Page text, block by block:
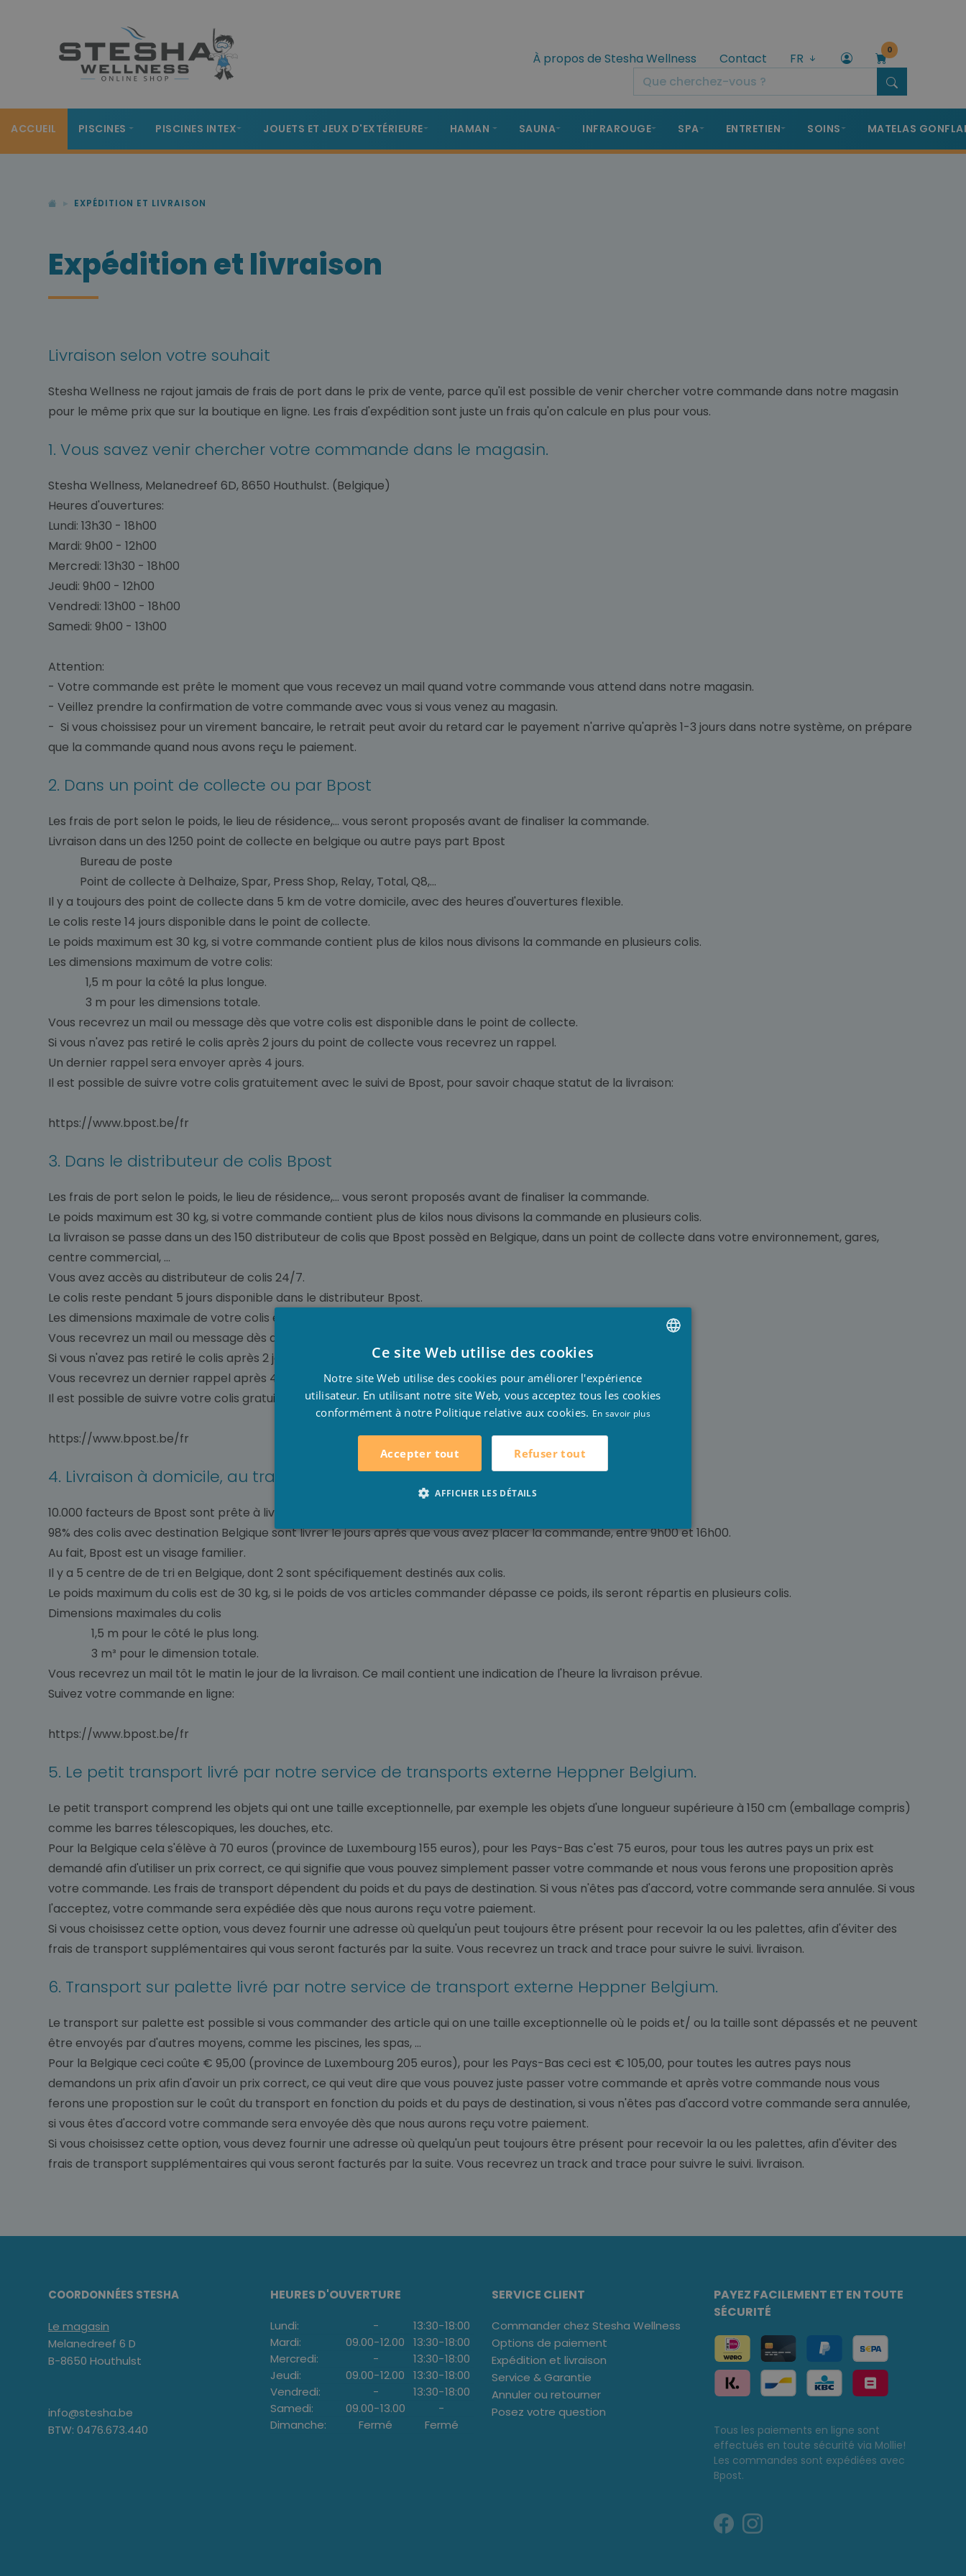
À propos de Stesha Wellness Contact FR
0
ACCUEIL PISCINES PISCINES INTEX JOUETS ET JEUX D'EXTÉRIEURE HAMAN SAUNA INFRAROUGE SPA ENTRETIEN SOINS MATELAS
EXPÉDITION ET LIVRAISON
Expédition et livraison
Livraison selon votre souhait
Stesha Wellness ne rajout jamais de frais de port dans le prix de vente, parce qu'il est possible de venir chercher votre commande dans notre magasin
pour le même prix que sur la boutique en ligne. Les frais d'expédition sont juste un frais qu'on calcule en plus pour vous.
1. Vous savez venir chercher votre commande dans le magasin.
Stesha Wellness, Melanedreef 6D, 8650 Houthulst. (Belgique)
Heures d'ouvertures:
Lundi: 13h30 - 18h00
Mardi: 9h00 - 12h00
Mercredi: 13h30 - 18h00
Jeudi: 9h00 - 12h00
Vendredi: 13h00 - 18h00
Samedi: 9h00 - 13h00
Attention:
- Votre commande est prête le moment que vous recevez un mail quand votre commande vous attend dans notre magasin.
- Veillez prendre la confirmation de votre commande avec vous si vous venez au magasin.
- Si vous choissisez pour un virement bancaire, le retrait peut avoir du retard car le payement n'arrive qu'après 1-3 jours dans notre système, on prépare
que la commande quand nous avons reçu le paiement.
2. Dans un point de collecte ou par Bpost
Les frais de port selon le poids, le lieu de résidence,... vous seront proposés avant de finaliser la commande.
Livraison dans un des 1250 point de collecte en belgique ou autre pays part Bpost
Bureau de poste
Point de collecte à Delhaize, Spar, Press Shop, Relay, Total, Q8,...
Il y a toujours des point de collecte dans 5 km de votre domicile, avec des heures d'ouvertures flexible.
Le colis reste 14 jours disponible dans le point de collecte.
Le poids maximum est 30 kg, si votre commande contient plus de kilos nous divisons la commande en plusieurs colis.
Les dimensions maximum de votre colis:
1,5 m pour la côté la plus longue.
3 m pour les dimensions totale.
Vous recevrez un mail ou message dès que votre colis est disponible dans le point de collecte.
Si vous n'avez pas retiré le colis après 2 jours du point de collecte vous recevrez un rappel.
Un dernier rappel sera envoyer après 4 jours.
Il est possible de suivre votre colis gratuitement avec le suivi de Bpost, pour savoir chaque statut de la livraison:
https://www.bpost.be/fr
3. Dans le distributeur de colis Bpost
Les frais de port selon le poids, le lieu de résidence,... vous seront proposés avant de finaliser la commande.
Le poids maximum est 30 kg, si votre commande contient plus de kilos nous divisons la commande en plusieurs colis.
La livraison se passe dans un des 150 distributeur de colis que Bpost possèd en Belgique, dans un point de collecte dans votre environnement, gares,
centre commercial, ...
Vous avez accès au distributeur de colis 24/7.
Le colis reste pendant 5 jours disponible dans le distributeur Bpost.
Les dimensions maximale de votre colis est 42 cm x 31 cm x 69 cm.
Vous recevrez un mail ou message dès que votre commande est disponible dans le point de collecte.
Si vous n'avez pas retiré le colis après 2 jours vous recevrez un rappel.
Vous recevrez un dernier rappel après 4 jours, si vous n'avez toujours pas retiré le colis.
Il est possible de suivre votre colis gratuitement avec le suivi de Bpost, pour savoir chaque statut de la livraison:
https://www.bpost.be/fr
4. Livraison à domicile, au travail ou à l'adresse de livraison souhaitez par Bpost.
10.000 facteurs de Bpost sont prête à livrer vos colis chaque jour.
98% des colis avec destination Belgique sont livrer le jours après que vous avez placer la commande, entre 9h00 et 16h00.
Au fait, Bpost est un visage familier.
Il y a 5 centre de de tri en Belgique, dont 2 sont spécifiquement destinés aux colis.
Le poids maximum du colis est de 30 kg, si le poids de vos articles commander dépasse ce poids, ils seront répartis en plusieurs colis.
Dimensions maximales du colis
1,5 m pour le côté le plus long.
3 m³ pour le dimension totale.
Vous recevrez un mail tôt le matin le jour de la livraison. Ce mail contient une indication de l'heure la livraison prévue.
Suivez votre commande en ligne:
https://www.bpost.be/fr
5. Le petit transport livré par notre service de transports externe Heppner Belgium.
Le petit transport comprend les objets qui ont une taille exceptionnelle, par exemple les objets d'une longueur supérieure à 150 cm (emballage compris)
comme les barres télescopiques, les douches, etc.
Pour la Belgique cela s'élève à 70 euros (province de Luxembourg 155 euros), pour les Pays-Bas c'est 75 euros, pour tous les autres pays un prix est
demandé afin d'utiliser un prix correct, ce qui signifie que vous pouvez simplement passer votre commande et nous vous ferons une proposition après
votre commande. Les frais de transport dépendent du poids et du pays de destination. Si vous n'êtes pas d'accord, votre commande sera annulée. Si vous
l'acceptez, votre commande sera expédiée dès que nous aurons reçu votre paiement.
Si vous choisissez cette option, vous devez fournir une adresse où quelqu'un peut toujours être présent pour recevoir la ou les palettes, afin d'éviter des
frais de transport supplémentaires qui vous seront facturés par la suite. Vous recevrez un track and trace pour suivre le suivi. livraison.
6. Transport sur palette livré par notre service de transport externe Heppner Belgium.
Le transport sur palette est possible si vous commander des article qui on une taille exceptionnelle où le poids et/ ou la taille sont dépassés et ne peuvent
être envoyés par d'autres moyens, comme les piscines, les spas, ...
Pour la Belgique ceci coûte € 95,00 (province de Luxembourg 205 euros), pour les Pays-Bas ceci est € 105,00, pour toutes les autres pays nous
demandons un prix afin d'avoir un prix correct, ce qui veut dire que vous pouvez juste passer votre commande et après votre commande nous vous
ferons une propostion sur le coût du transport en fonction du poids et du pays de destination, si vous n'êtes pas d'accord votre commande sera annulée,
si vous êtes d'accord votre commande sera envoyée dès que nous aurons reçu votre paiement.
Si vous choisissez cette option, vous devez fournir une adresse où quelqu'un peut toujours être présent pour recevoir la ou les palettes, afin d'éviter des
frais de transport supplémentaires qui vous seront facturés par la suite. Vous recevrez un track and trace pour suivre le suivi. livraison.
COORDONNÉES STESHA
Le magasin
Melanedreef 6 D
B-8650 Houthulst
info@stesha.be
BTW: 0476.673.440
HEURES D'OUVERTURE
Lundi: - 13:30-18:00
Mardi:
09.00-12.00 13:30-18:00
Mercredi:
- 13:30-18:00
Jeudi:
09.00-12.00 13:30-18:00
Vendredi:
- 13:30-18:00
Samedi:
09.00-13.00
-
Dimanche:
Fermé Fermé
SERVICE CLIENT
Commander chez Stesha Wellness
Options de paiement
Expédition et livraison
Service & Garantie
Annuler ou retourner
Posez votre question
PAYEZ FACILEMENT ET EN TOUTE
SÉCURITÉ
Tous les paiements en ligne sont
effectués en toute sécurité via Mollie!
Les commandes sont expédiées avec
Bpost.
ENGLISH
Ce site Web utilise des cookies
Notre site Web utilise des cookies pour améliorer l'expérience
utilisateur. En utilisant notre site Web, vous acceptez tous les cookies
conformément à notre Politique relative aux cookies. En savoir plus
Accepter tout Refuser tout
AFFICHER LES DÉTAILS